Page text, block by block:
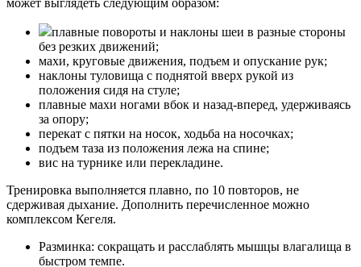
может выглядеть следующим образом:
плавные повороты и наклоны шеи в разные стороны
без резких движений;
махи, круговые движения, подъем и опускание рук;
наклоны туловища с поднятой вверх рукой из
положения сидя на стуле;
плавные махи ногами вбок и назад-вперед, удерживаясь
за опору;
перекат с пятки на носок, ходьба на носочках;
подъем таза из положения лежа на спине;
вис на турнике или перекладине.
Тренировка выполняется плавно, по 10 повторов, не
сдерживая дыхание. Дополнить перечисленное можно
комплексом Кегеля.
Разминка: сокращать и расслаблять мышцы влагалища в
быстром темпе.